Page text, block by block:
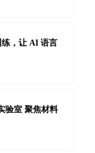
练，让 AI 语言
验室 聚焦材料